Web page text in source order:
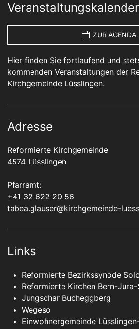
Veranstaltungskalender
ZUR AGENDA
Hier finden Sie fortlaufend und
kommenden Veranstaltungen der
Kirchgemeinde Lüsslingen.
Adresse
Reformierte Kirchgemeinde
4574 Lüsslingen
Pfarramt:
+41 32 622 20 56
tabea.glauser@kirchgemeinde-
Links
Reformierte Bezirkssynode
Reformierte Kirchen Bern-
Jungschar Bucheggberg
Wegeso
Einwohnergemeinde